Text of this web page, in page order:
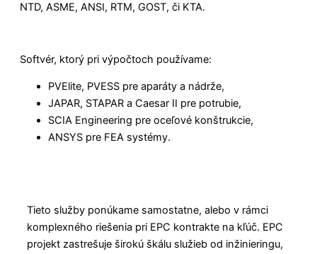
NTD, ASME, ANSI, RTM, GOST, či KTA.
Softvér, ktorý pri výpočtoch používame:
PVElite, PVESS pre aparáty a nádrže,
JAPAR, STAPAR a Caesar II pre potrubie,
SCIA Engineering pre oceľové konštrukcie,
ANSYS pre FEA systémy.
Tieto služby ponúkame samostatne, alebo v rámci
komplexného riešenia pri EPC kontrakte na kľúč. EPC
projekt zastrešuje širokú škálu služieb od inžinieringu,